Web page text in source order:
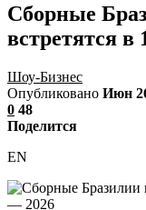
Сборные
встретятся
Шоу-Бизнес
Опубликовано Июн
0 48
Поделится
EN